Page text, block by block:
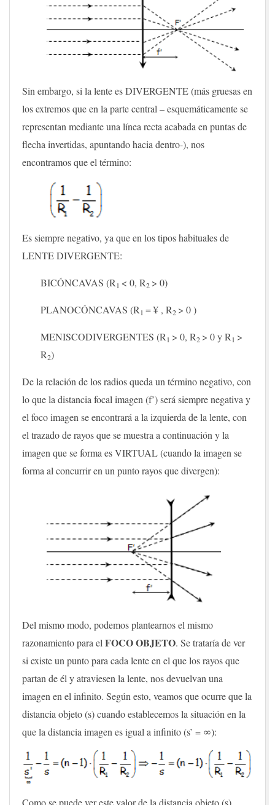
Sin embargo, si la lente es DIVERGENTE (más gruesas en
los extremos que en la parte central – esquemáticamente se
representan mediante una línea recta acabada en puntas de
flecha invertidas, apuntando hacia dentro-), nos
encontramos que el término:
Es siempre negativo, ya que en los tipos habituales de
LENTE DIVERGENTE:
BICÓNCAVAS (R 1 < 0, R2 > 0)
PLANOCÓNCAVAS (R 1 =¥ , R2 > 0 )
MENISCODIVERGENTES (R 1 > 0, R2 > 0 y R 1 >
R2)
De la relación de los radios queda un término negativo, con
lo que la distancia focal imagen (f’) será siempre negativa y
el foco imagen se encontrará a la izquierda de la lente, con
el trazado de rayos que se muestra a continuación y la
imagen que se forma es VIRTUAL (cuando la imagen se
forma al concurrir en un punto rayos que divergen):
Del mismo modo, podemos plantearnos el mismo
razonamiento para elFOCO OBJETO. Se trataría de ver
si existe un punto para cada lente en el que los rayos que
partan de él y atraviesen la lente, nos devuelvan una
imagen en el infinito. Según esto, veamos que ocurre que la
distancia objeto (s) cuando establecemos la situación en la
que la distancia imagen es igual a infinito (s’ = ∞):
Como se puede ver este valor de la distancia objeto (s),